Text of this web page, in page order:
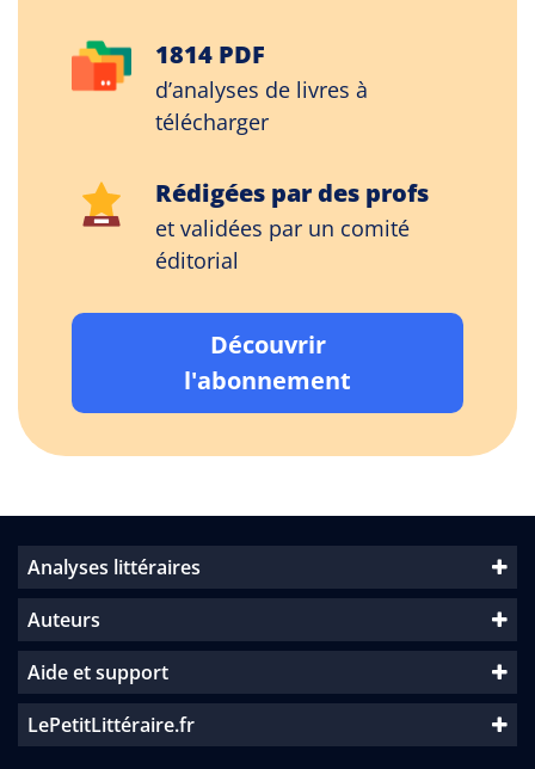
1814 PDF
d’analyses de livres à
télécharger
Rédigées par des profs
et validées par un comité
éditorial
Découvrir
l'abonnement
Analyses littéraires
Auteurs
Aide et support
LePetitLittéraire.fr